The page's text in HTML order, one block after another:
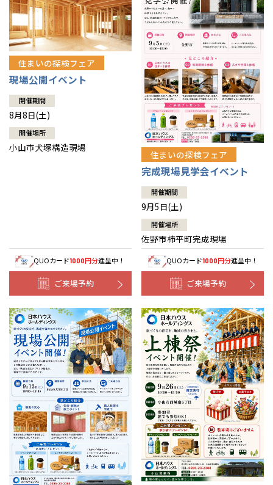
住まいの探検フェア
現場公開イベント
開催期間
8月8日(土)
開催場所
小山市犬塚構造現場
QUOカード1000円分進呈中！
ご来場予約
住まいの探検フェア
完成現場見学会イベント
開催期間
9月5日(土)
開催場所
佐野市柿平町完成現場
QUOカード1000円分進呈中！
ご来場予約